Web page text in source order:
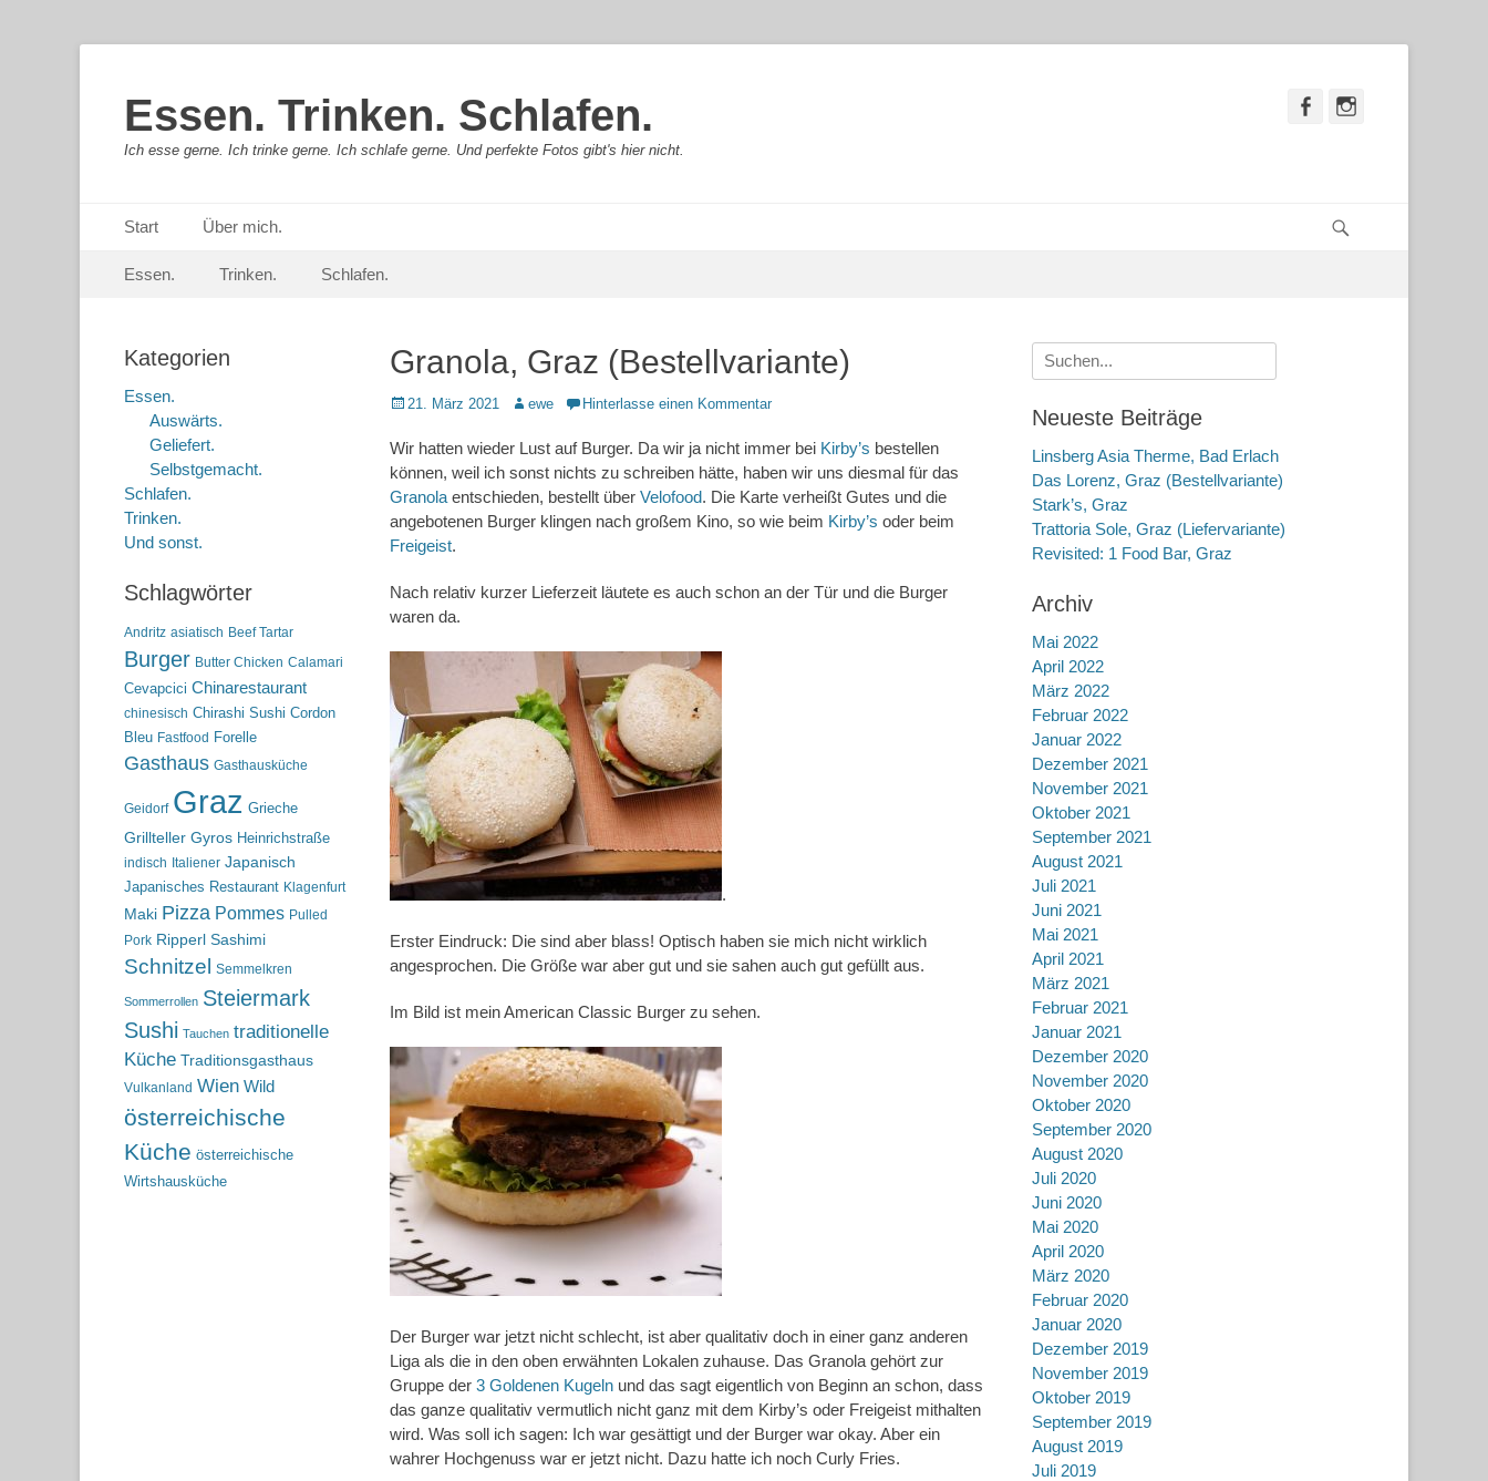
Essen. Trinken. Schlafen.
Ich esse gerne. Ich trinke gerne. Ich schlafe gerne. Und perfekte Fotos gibt's hier nicht.
Facebook
Primäres Menü
zum
Start Über mich.
Sekundär-Menü
zum
Essen. Trinken. Schlafen.
Granola, Graz (Bestellvariante)
Posted
21. März 2021 Autor
ewe Hinterlasse einen Kommentar
Wir hatten wieder Lust auf Burger. Da wir ja nicht immer bei Kirby’s bestellen
können, weil ich sonst nichts zu schreiben hätte, haben wir uns diesmal für das
Granola entschieden, bestellt über Velofood. Die Karte verheißt Gutes und die
angebotenen Burger klingen nach großem Kino, so wie beim Kirby’s oder beim
Freigeist.
Nach relativ kurzer Lieferzeit läutete es auch schon an der Tür und die Burger
waren da.
.
Erster Eindruck: Die sind aber blass! Optisch haben sie mich nicht wirklich
angesprochen. Die Größe war aber gut und sie sahen auch gut gefüllt aus.
Im Bild ist mein American Classic Burger zu sehen.
Der Burger war jetzt nicht schlecht, ist aber qualitativ doch in einer ganz anderen
Liga als die in den oben erwähnten Lokalen zuhause. Das Granola gehört zur
Gruppe der 3 Goldenen Kugeln und das sagt eigentlich von Beginn an schon, dass
das ganze qualitativ vermutlich nicht ganz mit dem Kirby’s oder Freigeist mithalten
wird. Was soll ich sagen: Ich war gesättigt und der Burger war okay. Aber ein
wahrer Hochgenuss war er jetzt nicht. Dazu hatte ich noch Curly Fries.
Suche
nach:
Neueste Beiträge
Linsberg Asia Therme, Bad Erlach
Das Lorenz, Graz (Bestellvariante)
Stark’s, Graz
Trattoria Sole, Graz (Liefervariante)
Revisited: 1 Food Bar, Graz
Archiv
Mai 2022
April 2022
März 2022
Februar 2022
Januar 2022
Dezember 2021
November 2021
Oktober 2021
September 2021
August 2021
Juli 2021
Juni 2021
Mai 2021
April 2021
März 2021
Februar 2021
Januar 2021
Dezember 2020
November 2020
Oktober 2020
September 2020
August 2020
Juli 2020
Juni 2020
Mai 2020
April 2020
März 2020
Februar 2020
Januar 2020
Dezember 2019
November 2019
Oktober 2019
September 2019
August 2019
Juli 2019
Kategorien
Essen.
Auswärts.
Geliefert.
Selbstgemacht.
Schlafen.
Trinken.
Und sonst.
Schlagwörter
Andritz asiatisch Beef Tartar
Burger Butter Chicken Calamari
Cevapcici Chinarestaurant
chinesisch Chirashi Sushi Cordon
Bleu Fastfood Forelle
Gasthaus Gasthausküche
Geidorf Graz Grieche
Grillteller Gyros Heinrichstraße
indisch Italiener Japanisch
Japanisches Restaurant Klagenfurt
Maki Pizza Pommes Pulled
Pork Ripperl Sashimi
Schnitzel Semmelkren
Sommerrollen Steiermark
Sushi Tauchen traditionelle
Küche Traditionsgasthaus
Vulkanland Wien Wild
österreichische
Küche österreichische
Wirtshausküche